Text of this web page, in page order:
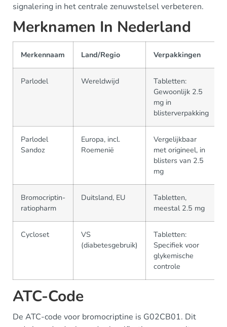
signalering in het centrale zenuwstelsel verbeteren.
Merknamen In Nederland
Merkennaam Land/Regio Verpakkingen
Parlodel Wereldwijd
Tabletten:
Gewoonlijk 2.5
mg in
blisterverpakking
Parlodel
Sandoz
Europa, incl.
Roemenië
Vergelijkbaar
met origineel, in
blisters van 2.5
mg
Bromocriptin-
ratiopharm
Duitsland, EU
Tabletten,
meestal 2.5 mg
Cycloset
VS
(diabetesgebruik)
Tabletten:
Specifiek voor
glykemische
controle
ATC-Code
De ATC-code voor bromocriptine is G02CB01. Dit